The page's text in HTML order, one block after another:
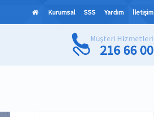
Kurumsal SSS Yardım İletişim
Müşteri Hizmetleri
216 66 00